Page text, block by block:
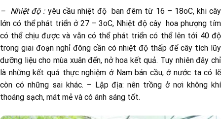
– Nhiệt độ :yêu cầu nhiệt độ ban đêm từ 16 – 18oC, khi cây
lớn có thể phát triển ở 27 – 3oC, Nhiệt độ cây hoa phượng tím
có thể chịu được và vẫn có thể phát triển có thể lên tới 40 độ
trong giai đoạn nghỉ đông cần có nhiệt độ thấp để cây tích lũy
dưỡng liệu cho mùa xuân đến, nở hoa kết quả. Tuy nhiên đây chỉ
là những kết quả thực nghiệm ở Nam bán cầu, ở nước ta có lẽ
còn có những sai khác. – Lập địa: nên trồng ở nơi không khí
thoáng sạch, mát mẻ và có ánh sáng tốt.